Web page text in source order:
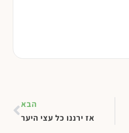
הבא
אז ירננו כל עצי היער